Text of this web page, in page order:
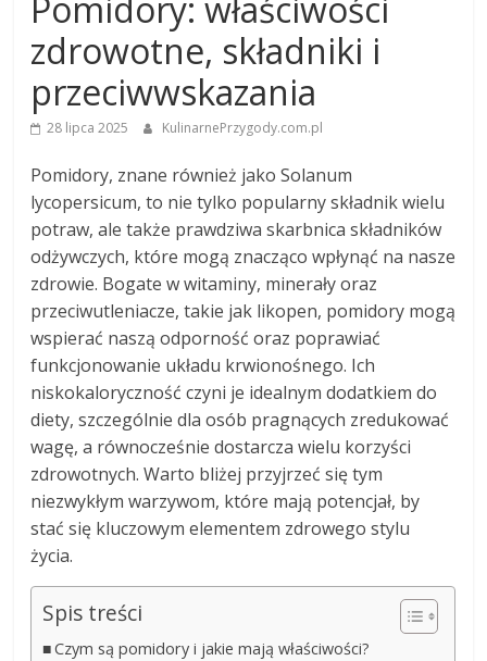
Pomidory: właściwości
zdrowotne, składniki i
przeciwwskazania
28 lipca 2025 KulinarnePrzygody.com.pl
Pomidory, znane również jako Solanum
lycopersicum, to nie tylko popularny składnik wielu
potraw, ale także prawdziwa skarbnica składników
odżywczych, które mogą znacząco wpłynąć na nasze
zdrowie. Bogate w witaminy, minerały oraz
przeciwutleniacze, takie jak likopen, pomidory mogą
wspierać naszą odporność oraz poprawiać
funkcjonowanie układu krwionośnego. Ich
niskokaloryczność czyni je idealnym dodatkiem do
diety, szczególnie dla osób pragnących zredukować
wagę, a równocześnie dostarcza wielu korzyści
zdrowotnych. Warto bliżej przyjrzeć się tym
niezwykłym warzywom, które mają potencjał, by
stać się kluczowym elementem zdrowego stylu
życia.
Spis treści
Czym są pomidory i jakie mają właściwości?